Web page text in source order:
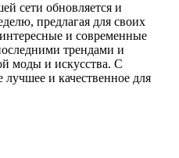
сети обновляется и
предлагая для своих
и современные
трендами и
моды и искусства. С
лучшее и качественное для